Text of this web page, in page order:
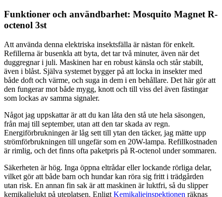
Funktioner och användbarhet: Mosquito Magnet R-
octenol 3st
Att använda denna elektriska insektsfälla är nästan för enkelt.
Refillerna är busenkla att byta, det tar två minuter, även när det
duggregnar i juli. Maskinen har en robust känsla och står stabilt,
även i blåst. Själva systemet bygger på att locka in insekter med
både doft och värme, och suga in dem i en behållare. Det här gör att
den fungerar mot både mygg, knott och till viss del även fästingar
som lockas av samma signaler.
Något jag uppskattar är att du kan låta den stå ute hela säsongen,
från maj till september, utan att den tar skada av regn.
Energiförbrukningen är låg sett till ytan den täcker, jag mätte upp
strömförbrukningen till ungefär som en 20W-lampa. Refillkostnaden
är rimlig, och det finns ofta paketpris på R-octenol under sommaren.
Säkerheten är hög. Inga öppna eltrådar eller lockande rörliga delar,
vilket gör att både barn och hundar kan röra sig fritt i trädgården
utan risk. En annan fin sak är att maskinen är luktfri, så du slipper
kemikalielukt på uteplatsen. Enligt Kemikalieinspektionen räknas